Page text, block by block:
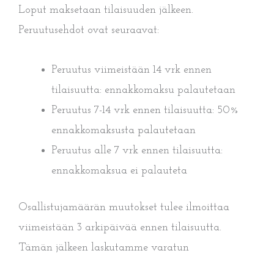
Loput maksetaan tilaisuuden jälkeen.
Peruutusehdot ovat seuraavat:
Peruutus viimeistään 14 vrk ennen
tilaisuutta: ennakkomaksu palautetaan
Peruutus 7-14 vrk ennen tilaisuutta: 50%
ennakkomaksusta palautetaan
Peruutus alle 7 vrk ennen tilaisuutta:
ennakkomaksua ei palauteta
Osallistujamäärän muutokset tulee ilmoittaa
viimeistään 3 arkipäivää ennen tilaisuutta.
Tämän jälkeen laskutamme varatun